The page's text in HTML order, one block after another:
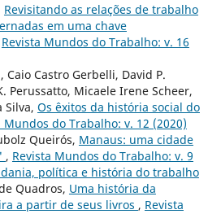
Revisitando as relações de trabalho
em uma chave
Revista Mundos do Trabalho: v. 16
Castro Gerbelli, David P.
Perussatto, Micaele Irene Scheer,
Silva, Os êxitos da história social do
Mundos do Trabalho: v. 12 (2020)
Queirós, Manaus: uma cidade
, Revista Mundos do Trabalho: v. 9
política e história do trabalho
Quadros, Uma história da
a partir de seus livros , Revista